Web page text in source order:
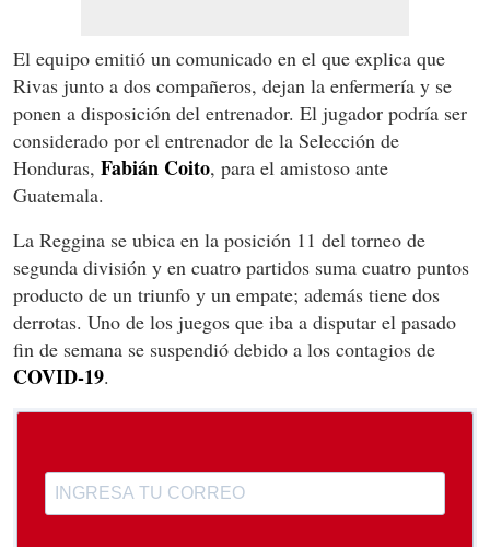
El equipo emitió un comunicado en el que explica que
Rivas junto a dos compañeros, dejan la enfermería y se
ponen a disposición del entrenador. El jugador podría ser
considerado por el entrenador de la Selección de
Honduras, Fabián Coito, para el amistoso ante
Guatemala.
La Reggina se ubica en la posición 11 del torneo de
segunda división y en cuatro partidos suma cuatro puntos
producto de un triunfo y un empate; además tiene dos
derrotas. Uno de los juegos que iba a disputar el pasado
fin de semana se suspendió debido a los contagios de
COVID-19.